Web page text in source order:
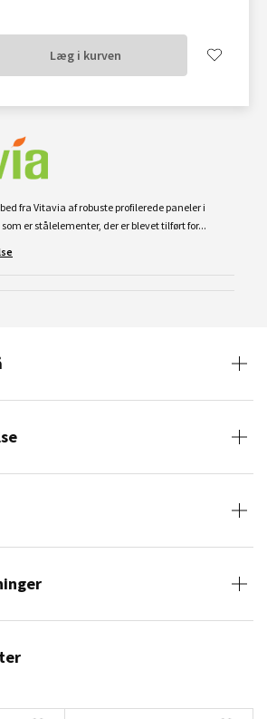
Læg i kurven
fra Vitavia af robuste profilerede paneler i
er stålelementer, der er blevet tilført for...